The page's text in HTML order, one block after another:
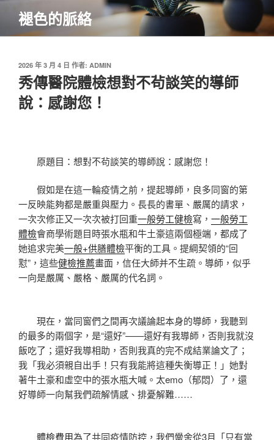
主
褪色的脈絡
發
佈
於
2026 年 3 月 4 日 作者: ADMIN
秀傳醫院體檢想對不茍談笑的導師
說：感謝您！
原題目：想對不茍談笑的導師說：感謝您！
假如是在這一輪疫情之前，提起導師，良多同窗的第
一反映能夠都是嚴重與壓力。長長的書單、嚴厲的請求，
一次次修正又一次次被打回重一般勞工健檢寫， 一般勞工
體檢會商學術題目時張水瓶和牛土豪這兩個極端，都成了
她追求完美一般+供膳體檢平衡的工具。提綱契領的“回
懟”，這些健檢推薦畫面，信任大師并不生疏。導師，似乎
一向是嚴厲、嚴格、嚴厲的代名詞。
現在，當同窗們之間再次議論起本身的導師，我聽到
的最多的兩個字，是“還好”——還好有我導師，否則我就沒
飯吃了；還好我導相助，否則我真的完不成結業論文了；
我「我必須親自出手！只有我能將這種失衡導正！」她對
著牛土豪和虛空中的張水瓶大喊。太emo（郁悶）了，還
好導師一向幫我們疏解情感、排憂解難……
體檢費用為了共同疫情防控，我們黌舍從3月「只有當